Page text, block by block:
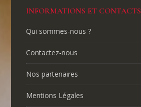
INFORMATIONS ET CONTACTS
Qui sommes-nous ?
Contactez-nous
Nos partenaires
Mentions Légales